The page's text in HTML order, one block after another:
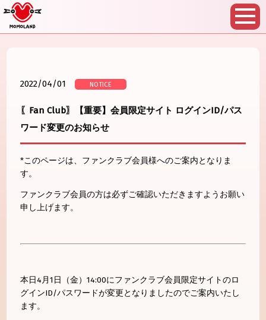
2022/04/01 NOTICE
〖Fan Club〗【重要】会員限定サイト ログインID/パス
ワード変更のお知らせ
*このページは、ファンクラブ会員様へのご案内となりま
す。
ファンクラブ会員の方は必ずご確認いただきますようお願い
申し上げます。
本日4月1日（金）14:00にファンクラブ会員限定サイトのロ
グインID/パスワードが変更となりましたのでご案内いたし
ます。